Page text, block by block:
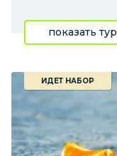
показать тур
ИДЕТ НАБОР